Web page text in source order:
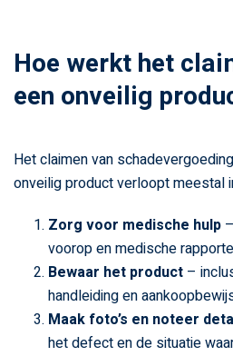
Hoe werkt het
een onveilig
Het claimen van
onveilig product verloopt meestal
Zorg voor medische hulp–
voorop en medische
Bewaar het product–
handleiding en
Maak foto’s en noteer
het defect en de situatie